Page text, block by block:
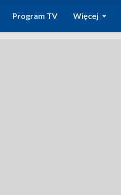
Program TV Więcej